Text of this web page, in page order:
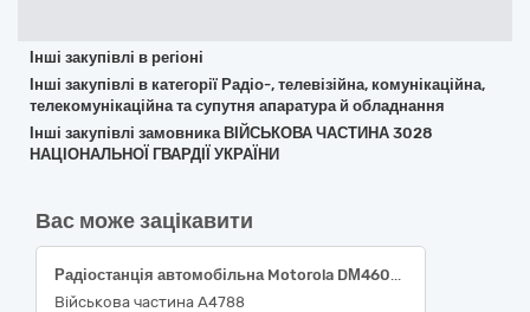
Інші закупівлі в регіоні
Інші закупівлі в категорії Радіо-, телевізійна, комунікаційна,
телекомунікаційна та супутня апаратура й обладнання
Інші закупівлі замовника ВІЙСЬКОВА ЧАСТИНА 3028
НАЦІОНАЛЬНОЇ ГВАРДІЇ УКРАЇНИ
Вас може зацікавити
Радіостанція автомобільна Motorola DМ4601e VHF з AES256
Військова частина А4788